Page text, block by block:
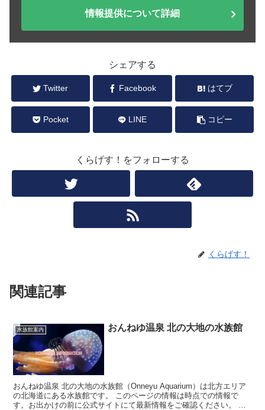
情報提供について詳細
シェアする
Twitter Facebook はてブ
Pocket LINE コピー
くらげす！をフォローする
くらげす！
関連記事
水族館案内 おんねゆ温泉 北の大地の水族館
おんねゆ温泉 北の大地の水族館（Onneyu Aquarium）は北方エリア
の北海道にある水族館です。 このページの情報は時点での情報で
す。お出かけの前に公式サイトにて最新情報をご確認ください。 お